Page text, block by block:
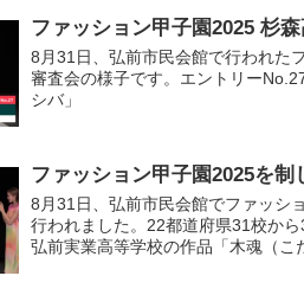
ファッション甲子園2025 杉森
8月31日、弘前市民会館で行われた
審査会の様子です。エントリー
シバ」
ファッション甲子園2025を
8月31日、弘前市民会館でファッシ
行われました。22都道府県31校か
弘前実業高等学校の作品「木魂（こ